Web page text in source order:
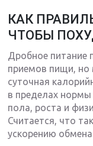
КАК
ЧТОБЫ
Дробное питание
приемов пищи, но
суточная
в пределах нормы
пола, роста и
Считается, что
ускорению